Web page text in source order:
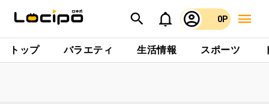
0P
トップ バラエティ 生活情報 スポーツ